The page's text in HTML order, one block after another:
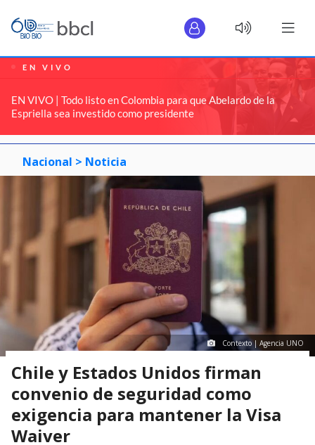
EN VIVO
EN VIVO | Todo listo en Colombia para que Abelardo de la
Espriella sea investido como presidente
Nacional > Noticia
Contexto | Agencia UNO
Chile y Estados Unidos firman
convenio de seguridad como
exigencia para mantener la Visa
Waiver